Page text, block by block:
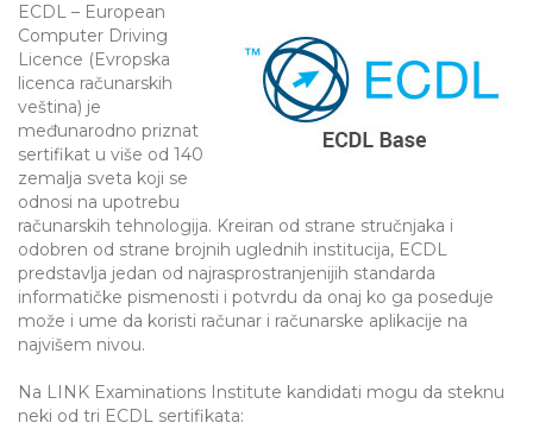
ECDL – European
Computer Driving
Licence (Evropska
licenca računarskih
veština) je
međunarodno priznat
sertifikat u više od 140
zemalja sveta koji se
odnosi na upotrebu
računarskih tehnologija. Kreiran od strane stručnjaka i
odobren od strane brojnih uglednih institucija, ECDL
predstavlja jedan od najrasprostranjenijih standarda
informatičke pismenosti i potvrdu da onaj ko ga poseduje
može i ume da koristi računar i računarske aplikacije na
najvišem nivou.
Na LINK Examinations Institute kandidati mogu da steknu
neki od tri ECDL sertifikata: